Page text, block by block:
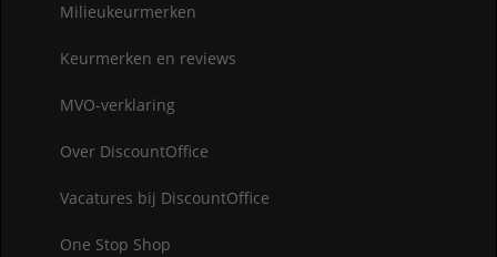
Milieukeurmerken
Keurmerken en reviews
MVO-verklaring
Over DiscountOffice
Vacatures bij DiscountOffice
One Stop Shop